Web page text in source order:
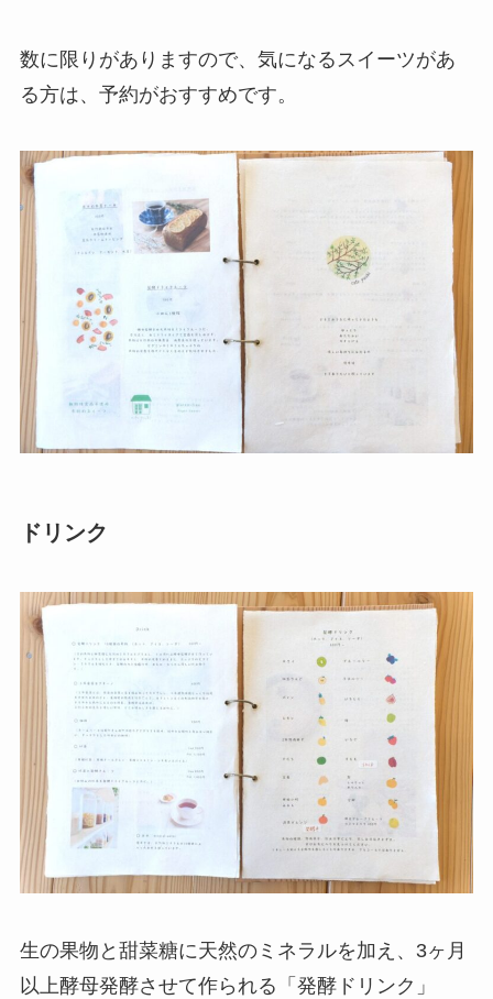
数に限りがありますので、気になるスイーツがあ
る方は、予約がおすすめです。
ドリンク
生の果物と甜菜糖に天然のミネラルを加え、3ヶ月
以上酵母発酵させて作られる「発酵ドリンク」